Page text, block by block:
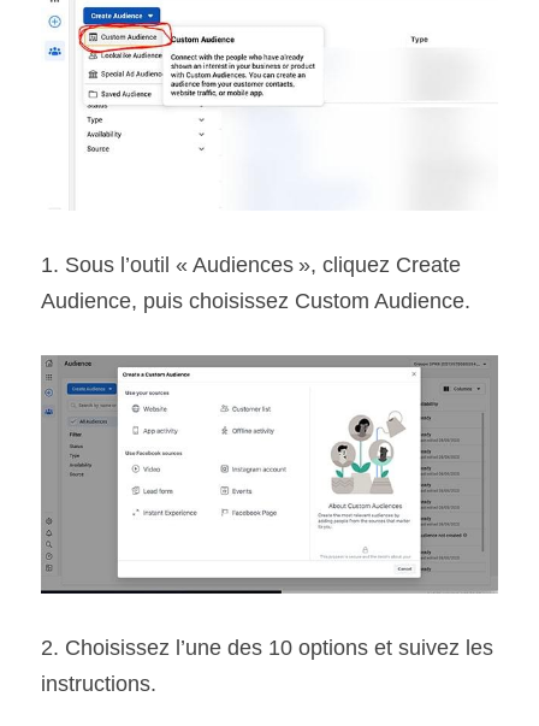
1. Sous l’outil « Audiences », cliquez Create
Audience, puis choisissez Custom Audience.
2. Choisissez l’une des 10 options et suivez les
instructions.